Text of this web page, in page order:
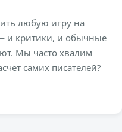
любую игру на
и критики, и обычные
Мы часто хвалим
самих писателей?